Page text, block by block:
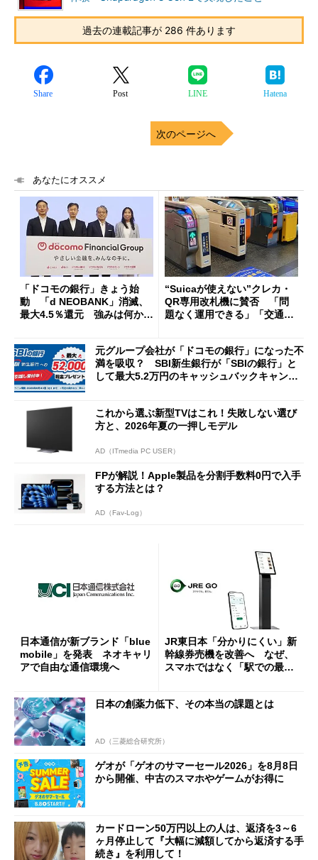
過去の連載記事が 286 件あります
Share Post LINE Hatena
次のページへ
あなたにオススメ
「ドコモの銀行」きょう始
動 「d NEOBANK」消滅、
最大4.5％還元 強みは何か解
“Suicaが使えない”クレカ・
QR専用改札機に賛否 「問
題なく運用できる」「交通系I
元グループ会社が「ドコモの銀行」になった不
満を吸収？ SBI新生銀行が「SBIの銀行」と
して最大5.2万円のキャッシュバックキャンペ
これから選ぶ新型TVはこれ！失敗しない選び
方と、2026年夏の一押しモデル
AD（ITmedia PC USER）
FPが解説！Apple製品を分割手数料0円で入手
する方法とは？
AD（Fav-Log）
日本通信が新ブランド「blue
mobile」を発表 ネオキャリ
アで自由な通信環境へ
JR東日本「分かりにくい」新
幹線券売機を改善へ なぜ、
スマホではなく「駅での最短
日本の創薬力低下、その本当の課題とは
AD（三菱総合研究所）
ゲオが「ゲオのサマーセール2026」を8月8日
から開催、中古のスマホやゲームがお得に
カードローン50万円以上の人は、返済を3～6
ヶ月停止して『大幅に減額してから返済する手
続き』を利用して！